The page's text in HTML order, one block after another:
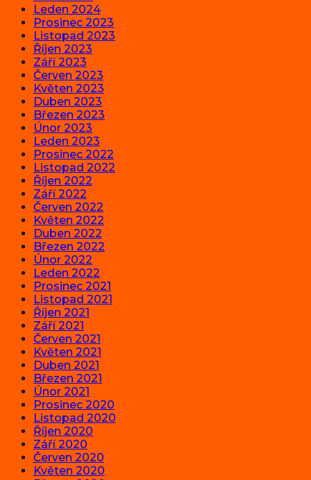
Leden 2024
Prosinec 2023
Listopad 2023
Říjen 2023
Září 2023
Červen 2023
Květen 2023
Duben 2023
Březen 2023
Únor 2023
Leden 2023
Prosinec 2022
Listopad 2022
Říjen 2022
Září 2022
Červen 2022
Květen 2022
Duben 2022
Březen 2022
Únor 2022
Leden 2022
Prosinec 2021
Listopad 2021
Říjen 2021
Září 2021
Červen 2021
Květen 2021
Duben 2021
Březen 2021
Únor 2021
Prosinec 2020
Listopad 2020
Říjen 2020
Září 2020
Červen 2020
Květen 2020